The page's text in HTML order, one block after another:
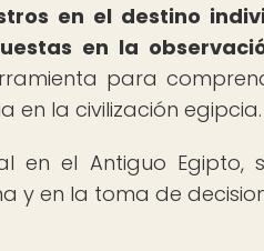
en el destino
en la
para
en la civilización egipcia.
el Antiguo Egipto,
y en la toma de